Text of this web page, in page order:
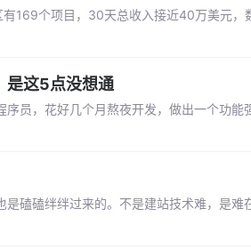
169个项目，30天总收入接近40万美元
是这5点没想通
员，花好几个月熬夜开发，做出一个功能
磕磕绊绊过来的。不是建站技术难，是难